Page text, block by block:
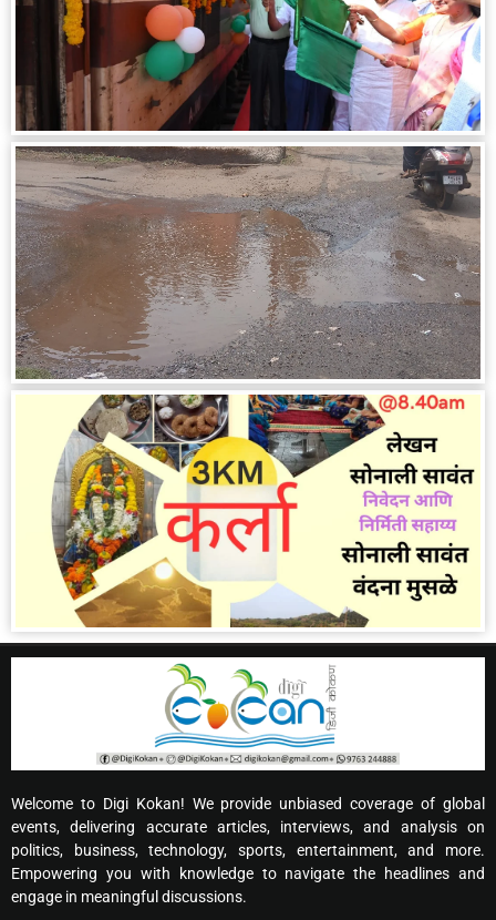
Welcome to Digi Kokan! We provide unbiased coverage of global
events, delivering accurate articles, interviews, and analysis on
politics, business, technology, sports, entertainment, and more.
Empowering you with knowledge to navigate the headlines and
engage in meaningful discussions.